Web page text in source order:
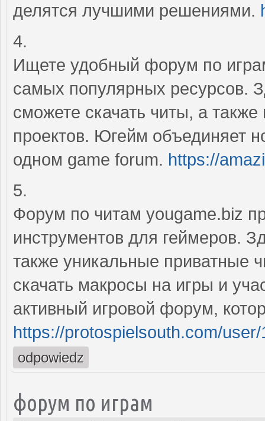
делятся лучшими решениями.
4.
Ищете удобный форум по
самых популярных ресурсов.
сможете скачать читы, а
проектов. Югейм объединяет
одном game forum. https://
5.
Форум по читам yougame.biz
инструментов для геймеров.
также уникальные приватные
скачать макросы на игры и
активный игровой форум,
https://protospielsouth.com/user/
odpowiedz
форум по играм